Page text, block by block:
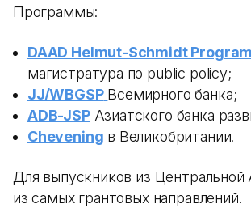
Программы:
DAAD Helmut-Schmidt
магистратура по public policy;
JJ/WBGSP Всемирного банка;
ADB-JSPАзиатского банка
Chevening в Великобритании.
Для выпускников из Центральной
из самых грантовых направлений.